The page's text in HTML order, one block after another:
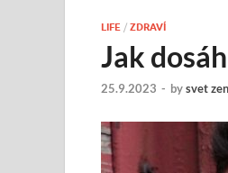
LIFE / ZDRAVÍ
Jak
25.9.2023 - bysvet